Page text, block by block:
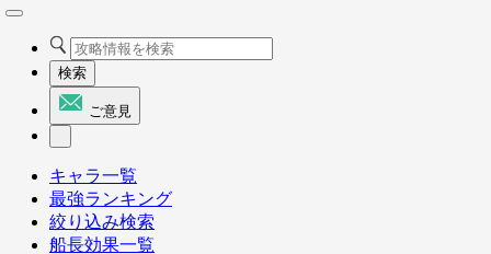
検索
ご意見
キャラ一覧
最強ランキング
絞り込み検索
船長効果一覧